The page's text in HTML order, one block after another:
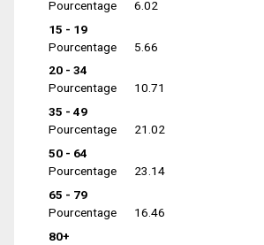
Pourcentage
6.02
15 - 19
Pourcentage
5.66
20 - 34
Pourcentage
10.71
35 - 49
Pourcentage
21.02
50 - 64
Pourcentage
23.14
65 - 79
Pourcentage
16.46
80+